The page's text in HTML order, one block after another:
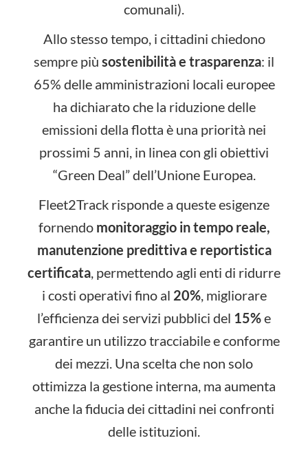
comunali).
Allo stesso tempo, i cittadini chiedono
sempre più sostenibilità e trasparenza: il
65% delle amministrazioni locali europee
ha dichiarato che la riduzione delle
emissioni della flotta è una priorità nei
prossimi 5 anni, in linea con gli obiettivi
“Green Deal” dell’Unione Europea.
Fleet2Track risponde a queste esigenze
fornendo monitoraggio in tempo reale,
manutenzione predittiva e reportistica
certificata, permettendo agli enti di ridurre
i costi operativi fino al 20%, migliorare
l’efficienza dei servizi pubblici del 15%e
garantire un utilizzo tracciabile e conforme
dei mezzi. Una scelta che non solo
ottimizza la gestione interna, ma aumenta
anche la fiducia dei cittadini nei confronti
delle istituzioni.